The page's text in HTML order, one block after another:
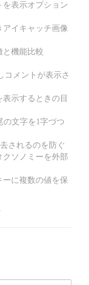
を表示オプション
アイキャッチ画像
と機能比較
コメントが表示さ
表示するときの目
の文字を1字づつ
されるのを防ぐ
クソノミーを外部
ーに複数の値を保